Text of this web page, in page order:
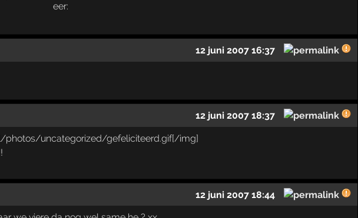
12 juni 2007 16:37
12 juni 2007 18:37
12 juni 2007 18:44